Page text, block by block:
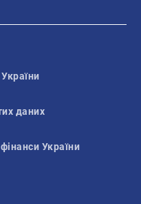
даних
України